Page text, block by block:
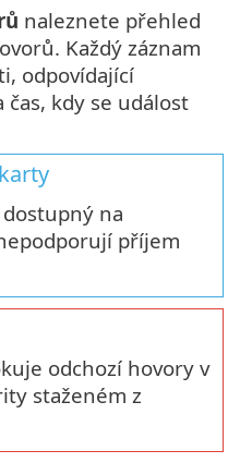
naleznete přehled
Každý záznam
odpovídající
kdy se událost
na
příjem
odchozí hovory v
staženém z